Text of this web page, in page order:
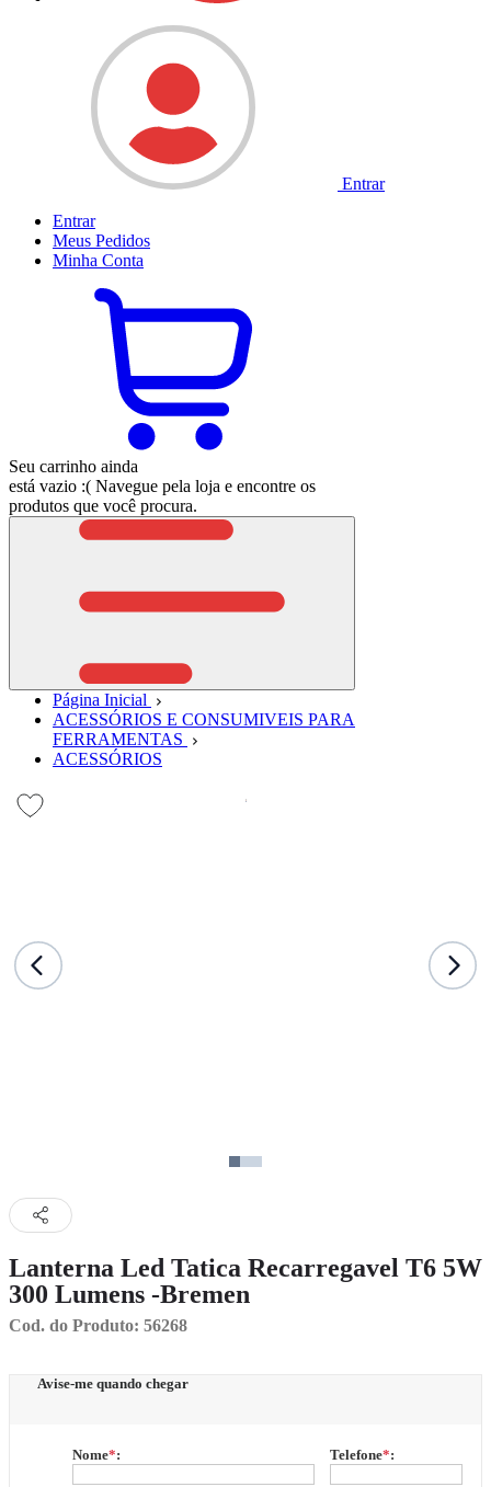
Entrar
Entrar
Meus Pedidos
Minha Conta
Seu carrinho ainda
está vazio :( Navegue pela loja e encontre os
produtos que você procura.
Página Inicial
ACESSÓRIOS E CONSUMIVEIS PARA
FERRAMENTAS
ACESSÓRIOS
Lanterna Led Tatica Recarregavel T6 5W
300 Lumens -Bremen
Cod. do Produto: 56268
Avise-me quando chegar
Nome*: Telefone*: